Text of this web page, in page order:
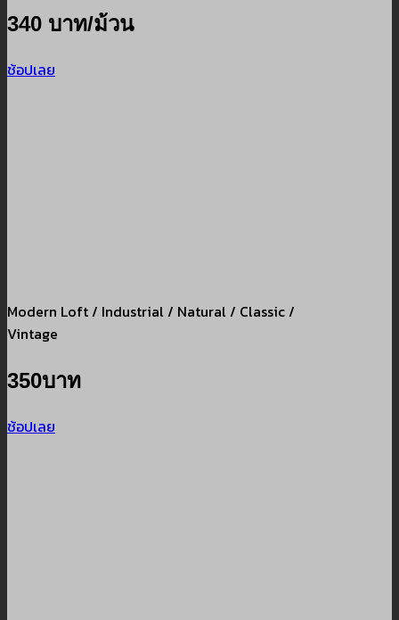
340 บาท/ม้วน
ช้อปเลย
Modern Loft / Industrial / Natural / Classic /
Vintage
350บาท
ช้อปเลย